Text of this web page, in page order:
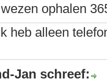
ophalen
heb alleen
Jan schreef: